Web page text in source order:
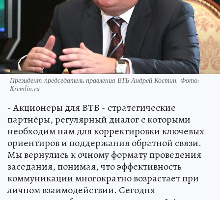
Президент-председатель правления ВТБ Андрей Костин. Фото:
Kremlin.ru
- Акционеры для ВТБ - стратегические
партнёры, регулярный диалог с которыми
необходим нам для корректировки ключевых
ориентиров и поддержания обратной связи.
Мы вернулись к очному формату проведения
заседания, понимая, что эффективность
коммуникации многократно возрастает при
личном взаимодействии. Сегодня